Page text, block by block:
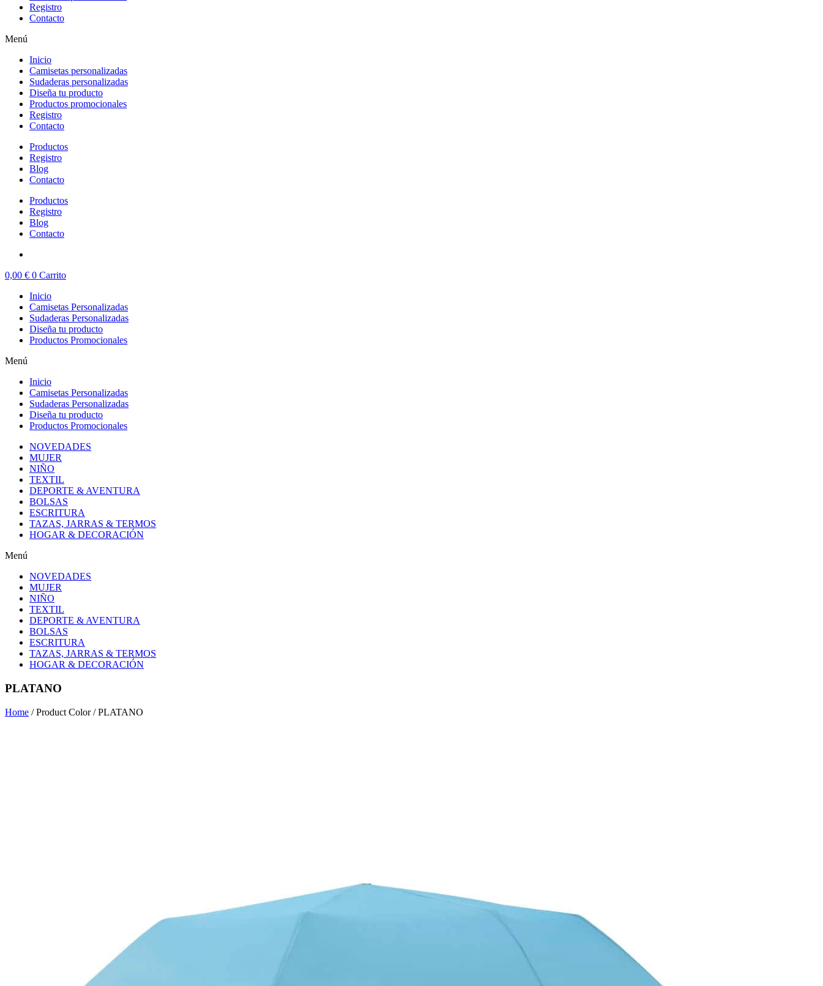
Registro
Contacto
Menú
Inicio
Camisetas personalizadas
Sudaderas personalizadas
Diseña tu producto
Productos promocionales
Registro
Contacto
Productos
Registro
Blog
Contacto
Productos
Registro
Blog
Contacto
0,00 € 0 Carrito
Inicio
Camisetas Personalizadas
Sudaderas Personalizadas
Diseña tu producto
Productos Promocionales
Menú
Inicio
Camisetas Personalizadas
Sudaderas Personalizadas
Diseña tu producto
Productos Promocionales
NOVEDADES
MUJER
NIÑO
TEXTIL
DEPORTE & AVENTURA
BOLSAS
ESCRITURA
TAZAS, JARRAS & TERMOS
HOGAR & DECORACIÓN
Menú
NOVEDADES
MUJER
NIÑO
TEXTIL
DEPORTE & AVENTURA
BOLSAS
ESCRITURA
TAZAS, JARRAS & TERMOS
HOGAR & DECORACIÓN
PLATANO
Home / Product Color / PLATANO